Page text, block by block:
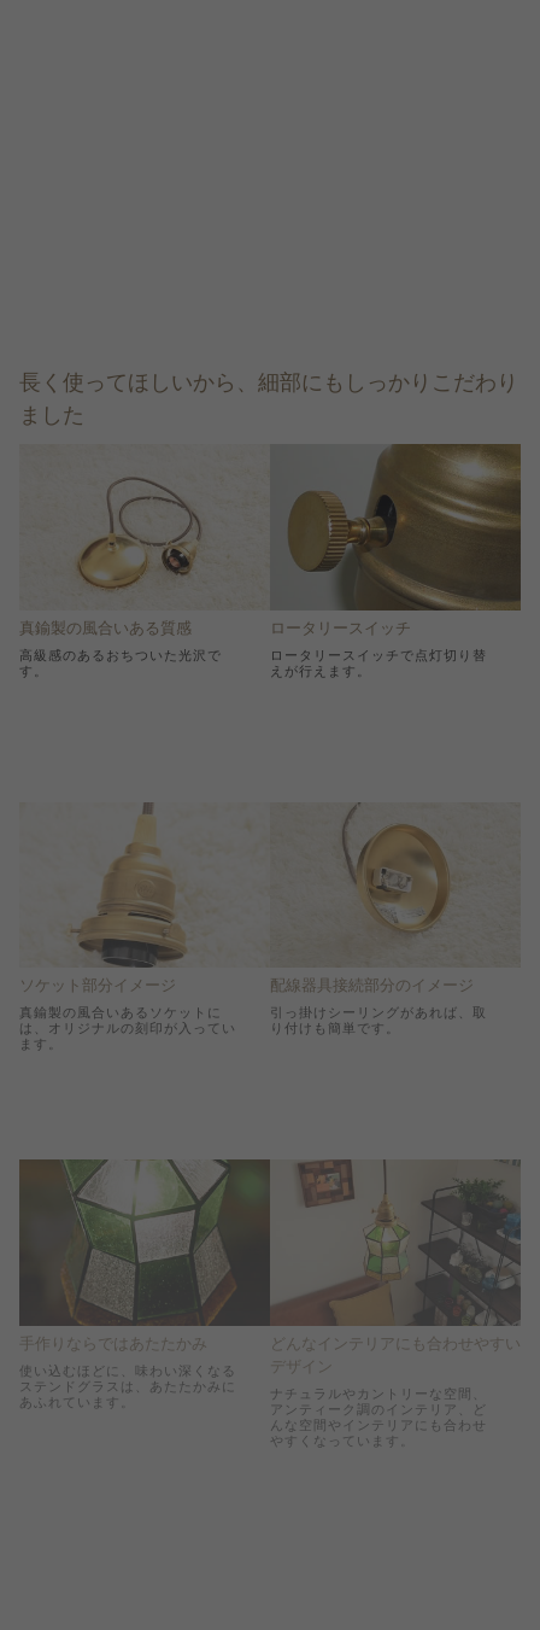
長く使ってほしいから、細部にもしっかりこだわり
ました
真鍮製の風合いある質感
高級感のあるおちついた光沢で
す。
ロータリースイッチ
ロータリースイッチで点灯切り替
えが行えます。
ソケット部分イメージ
真鍮製の風合いあるソケットに
は、オリジナルの刻印が入ってい
ます。
配線器具接続部分のイメージ
引っ掛けシーリングがあれば、取
り付けも簡単です。
手作りならではあたたかみ
使い込むほどに、味わい深くなる
ステンドグラスは、あたたかみに
あふれています。
どんなインテリアにも合わせやすい
デザイン
ナチュラルやカントリーな空間、
アンティーク調のインテリア、ど
んな空間やインテリアにも合わせ
やすくなっています。